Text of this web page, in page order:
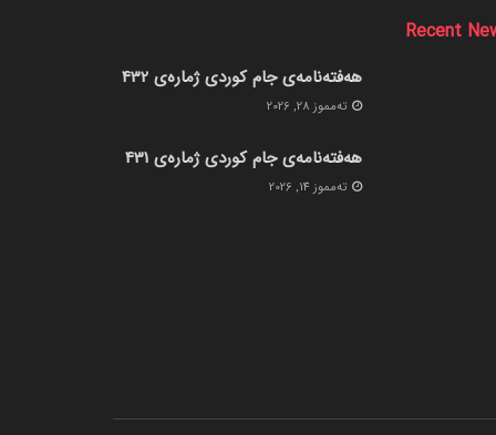
Recent
هەفتەنامەی جام کوردی ژمارەی 432
ته‌مموز 28, 2026
هەفتەنامەی جام کوردی ژمارەی 431
ته‌مموز 14, 2026